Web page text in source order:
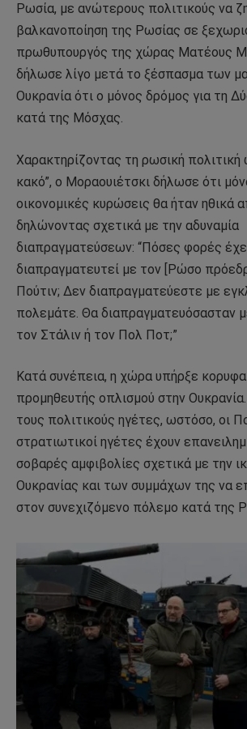
Ρωσία, με ανώτερους πολιτικούς να
βαλκανοποίηση της Ρωσίας σε
πρωθυπουργός της χώρας Ματέους
δήλωσε λίγο μετά το ξέσπασμα των
Ουκρανία ότι ο μόνος δρόμος για τη
κατά της Μόσχας.
Χαρακτηρίζοντας τη ρωσική πολιτική
κακό”, ο Μοραουιέτσκι δήλωσε ότι
οικονομικές κυρώσεις θα ήταν ηθικά
δηλώνοντας σχετικά με την αδυναμία
διαπραγματεύσεων: “Πόσες φορές
διαπραγματευτεί με τον [Ρώσο
Πούτιν; Δεν διαπραγματεύεστε με
πολεμάτε. Θα διαπραγματευόσασταν
τον Στάλιν ή τον Πολ Ποτ;”
Κατά συνέπεια, η χώρα υπήρξε
προμηθευτής οπλισμού στην
τους πολιτικούς ηγέτες, ωστόσο, οι
στρατιωτικοί ηγέτες έχουν
σοβαρές αμφιβολίες σχετικά με την
Ουκρανίας και των συμμάχων της να
στον συνεχιζόμενο πόλεμο κατά της